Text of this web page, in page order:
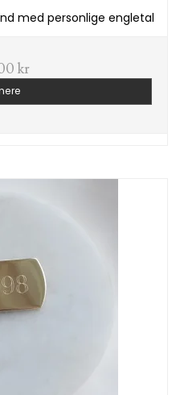
med personlige engletal
kr